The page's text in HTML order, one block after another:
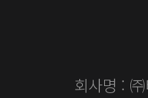
회사명 :